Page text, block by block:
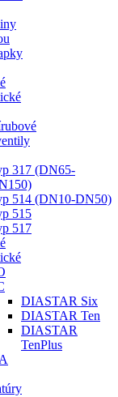
317 (DN65-
514 (DN10-DN50)
515
517
DIASTAR Six
DIASTAR Ten
DIASTAR
TenPlus